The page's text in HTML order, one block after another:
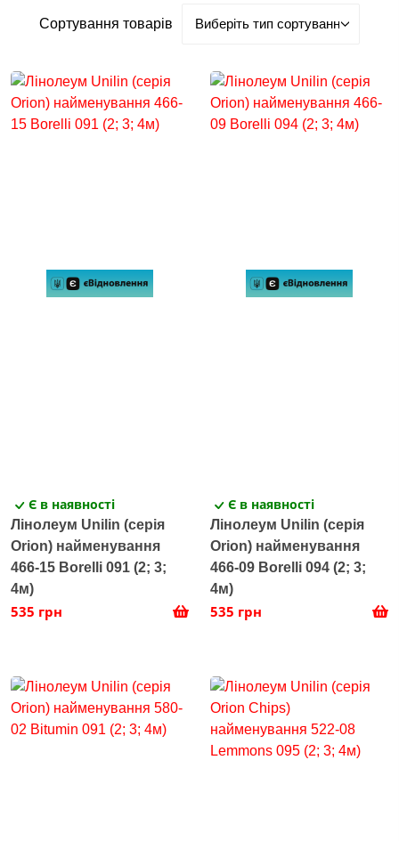
Сортування товарів
Є в наявності
Лінолеум Unilin (серія
Orion) найменування
466-15 Borelli 091 (2; 3;
4м)
535 грн
Є в наявності
Лінолеум Unilin (серія
Orion) найменування
466-09 Borelli 094 (2; 3;
4м)
535 грн